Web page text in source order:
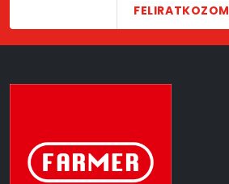
FELIRATKOZOM